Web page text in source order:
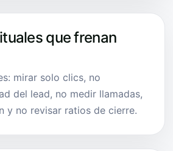
que frenan
mirar solo clics, no
del lead, no medir llamadas,
y no revisar ratios de cierre.